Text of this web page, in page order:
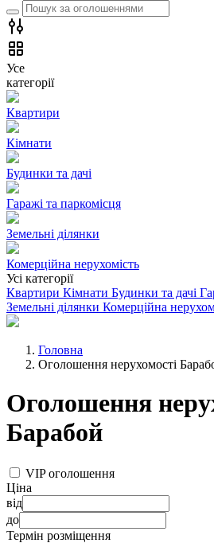
Усе
категорії
Квартири
Кімнати
Будинки та дачі
Гаражі та паркомісця
Земельні ділянки
Комерційна нерухомість
Усі категорії
Квартири Кімнати Будинки та дачі
Земельні ділянки Комерційна
Головна
Оголошення нерухомості
Оголошення
Барабой
VIP оголошення
Ціна
від
до
Термін розміщення